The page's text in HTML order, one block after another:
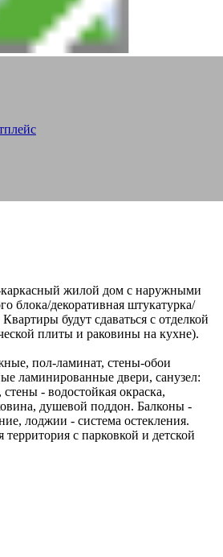
жилой дом с наружными
блока/декоративная штукатурка/
будут сдаваться с отделкой
плиты и раковины на кухне).
пол-ламинат, стены-обои
ламинированные двери, санузел:
- водостойкая окраска,
душевой поддон. Балконы -
лоджии - система остекления.
с парковкой и детской